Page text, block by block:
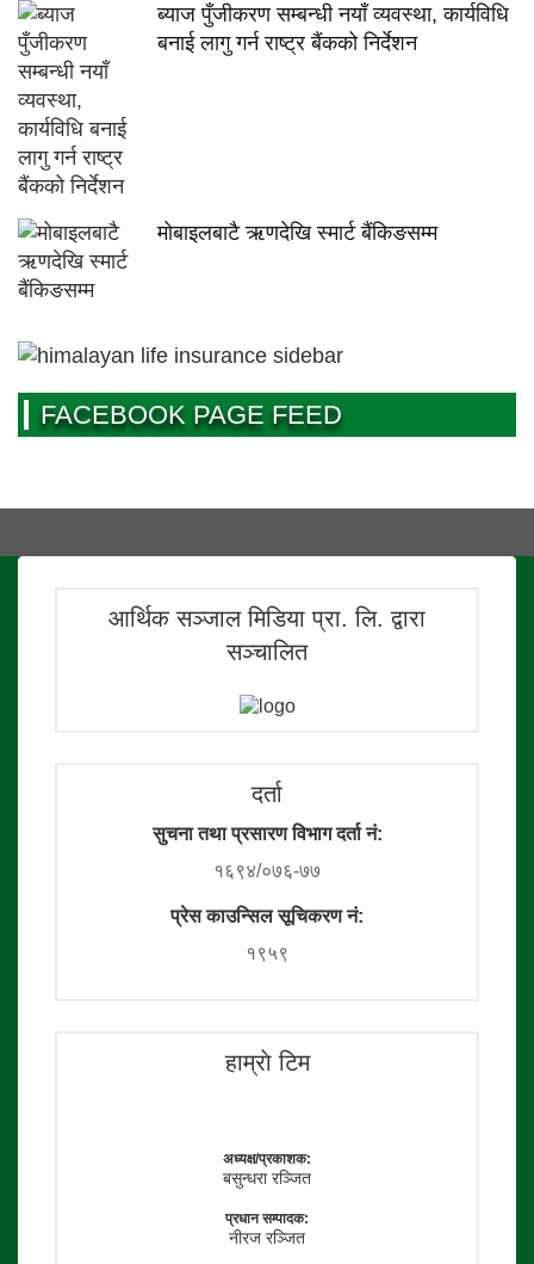
ब्याज पुँजीकरण सम्बन्धी नयाँ व्यवस्था, कार्यविधि
बनाई लागु गर्न राष्ट्र बैंकको निर्देशन
मोबाइलबाटै ऋणदेखि स्मार्ट बैंकिङसम्म
FACEBOOK PAGE FEED
आर्थिक सञ्जाल मिडिया प्रा. लि. द्वारा
सञ्चालित
दर्ता
सुचना तथा प्रसारण विभाग दर्ता नं:
१६९४/०७६-७७
प्रेस काउन्सिल सूचिकरण नं:
१९५९
हाम्राे टिम
अध्यक्ष/प्रकाशक:
बसुन्धरा रञ्जित
प्रधान सम्पादक:
नीरज रञ्जित